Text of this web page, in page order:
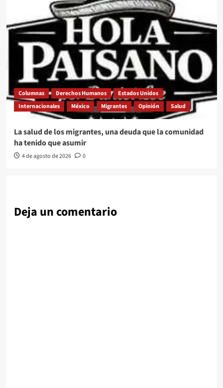
Columnas Derechos Humanos
Estados Unidos
Internacionales
México Migrantes Opinión Salud
La salud de los migrantes, una deuda que la comunidad
ha tenido que asumir
4 de agosto de 2026 0
Deja un comentario